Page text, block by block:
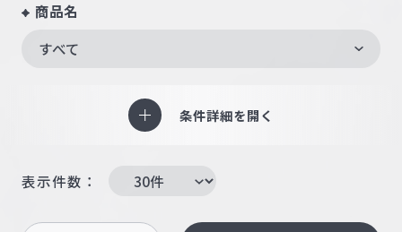
商品名
すべて
条件詳細を開く
表示件数：